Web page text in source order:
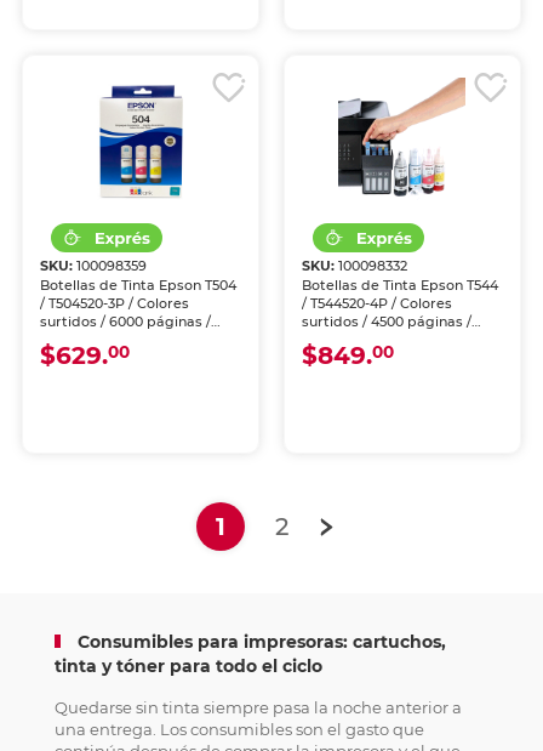
SKU:100098359
Botellas de Tinta Epson T504
/ T504520-3P / Colores
surtidos / 6000 páginas /
EcoTank / 3 piezas
$629.00
SKU: 100098332
Botellas de Tinta Epson T544
/ T544520-4P / Colores
surtidos / 4500 páginas /
EcoTank / 4 piezas
$849.00
1 (current)
2
Consumibles para impresoras: cartuchos,
tinta y tóner para todo el ciclo
Quedarse sin tinta siempre pasa la noche anterior a
una entrega. Los consumibles son el gasto que